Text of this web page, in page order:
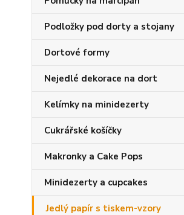
Podložky pod dorty a stojany
Dortové formy
Nejedlé dekorace na dort
Kelímky na minidezerty
Cukrářské košíčky
Makronky a Cake Pops
Minidezerty a cupcakes
Jedlý papír s tiskem-vzory